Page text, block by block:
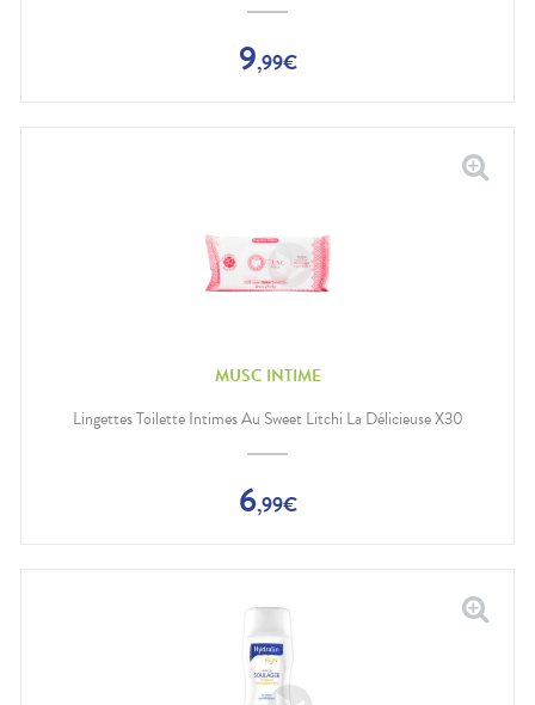
9,99€
MUSC INTIME
Lingettes Toilette Intimes Au Sweet Litchi La Délicieuse X30
6,99€